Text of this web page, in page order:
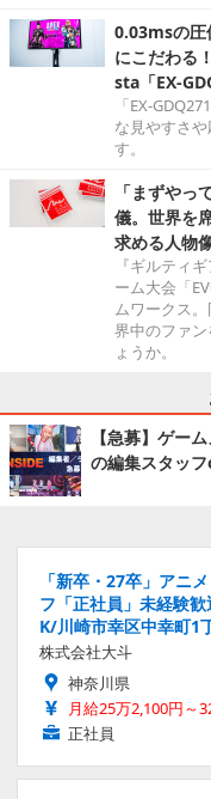
0.03msの圧
にこだわる
sta「EX-
「EX-
な見やすさ
す。
「まずやっ
儀。世界を
求める人物
『ギルティ
ーム大会「
ムワークス
界中のファ
ょうか。
【急募】ゲー
の編集スタッ
「新卒・27卒」アニ
フ「正社員」未経験
K/川崎市幸区中幸町1
株式会社大斗
神奈川県
月給25万2,100円～
正社員